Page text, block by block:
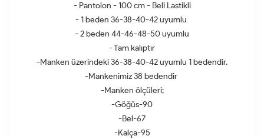
- Pantolon - 100 cm - Beli Lastikli
- 1 beden 36-38-40-42 uyumlu
- 2 beden 44-46-48-50 uyumlu
- Tam kalıptır
-Manken üzerindeki 36-38-40-42 uyumlu 1 bedendir.
-Mankenimiz 38 bedendir
-Manken ölçüleri;
-Göğüs-90
-Bel-67
-Kalça-95